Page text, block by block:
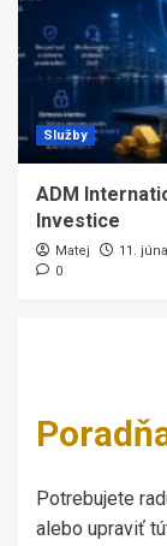
Služby
ADM
Investice
Matej
11.
0
Potrebujete
alebo upraviť